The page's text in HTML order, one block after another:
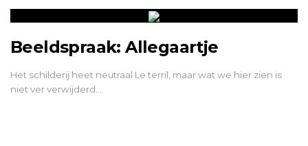
Beeldspraak: Allegaartje
Het schilderij heet neutraal Le terril, maar wat we hier zien is
niet ver verwijderd…